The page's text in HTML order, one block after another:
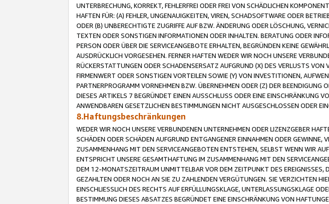
UNTERBRECHUNG, KORREKT, FEHLERFREI ODER FREI VON SCHÄDLICHEN
HAFTEN FÜR: (A) FEHLER, UNGENAUIGKEITEN, VIREN, SCHADSOFTWARE ODER
ODER (B) UNBERECHTIGTE ZUGRIFFE AUF BZW. ÄNDERUNG ODER LÖSCHUNG,
TEXTEN ODER SONSTIGEN INFORMATIONEN ODER INHALTEN. BERATUNG ODER
PERSON ODER ÜBER DIE SERVICEANGEBOTE ERHALTEN, BEGRÜNDEN KEINE
AUSDRÜCKLICH VORGESEHEN. FERNER HAFTEN WEDER WIR NOCH UNSERE
RÜCKERSTATTUNGEN ODER SCHADENSERSATZ AUFGRUND (X) DES VERLUSTS
FIRMENWERT ODER SONSTIGEN VORTEILEN SOWIE (Y) VON INVESTITIONEN,
PARTNERPROGRAMM VORNEHMEN BZW. ÜBERNEHMEN ODER (Z) DER
DIESES ARTIKELS 7 BEGRÜNDET EINEN AUSSCHLUSS ODER EINE EINSCHRÄNKUNG
ANWENDBAREN GESETZLICHEN BESTIMMUNGEN NICHT AUSGESCHLOSSEN ODER
8.Haftungsbeschränkungen
WEDER WIR NOCH UNSERE VERBUNDENEN UNTERNEHMEN ODER LIZENZGEBER
SCHÄDEN ODER SCHÄDEN AUFGRUND ENTGANGENER EINNAHMEN ODER
ZUSAMMENHANG MIT DEN SERVICEANGEBOTEN ENTSTEHEN, SELBST WENN WIR
ENTSPRICHT UNSERE GESAMTHAFTUNG IM ZUSAMMENHANG MIT DEN
DEM 12-MONATSZEITRAUM UNMITTELBAR VOR DEM ZEITPUNKT DES
GEZAHLTEN ODER NOCH AN SIE ZU ZAHLENDEN VERGÜTUNGEN. SIE VERZICHTEN
EINSCHLIESSLICH DES RECHTS AUF ERFÜLLUNGSKLAGE, UNTERLASSUNGSKLAGE
BESTIMMUNG DIESES ABSATZES BEGRÜNDET EINE EINSCHRÄNKUNG VON